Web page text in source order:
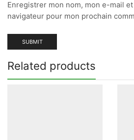
Enregistrer mon nom, mon e-mail
navigateur pour mon prochain
Related products